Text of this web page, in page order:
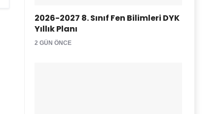
2026-2027 8. Sınıf Fen Bilimleri DYK
Yıllık Planı
2 GÜN ÖNCE